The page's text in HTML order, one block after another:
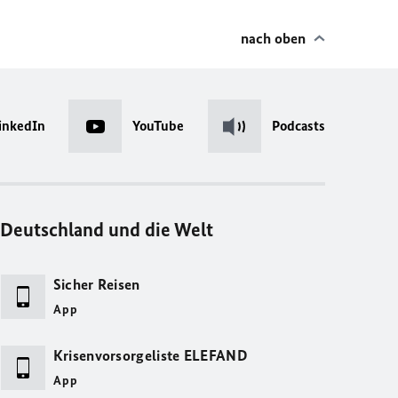
nach oben
YouTube Podcasts
Deutschland und die Welt
Sicher Reisen
App
Krisenvorsorgeliste ELEFAND
App